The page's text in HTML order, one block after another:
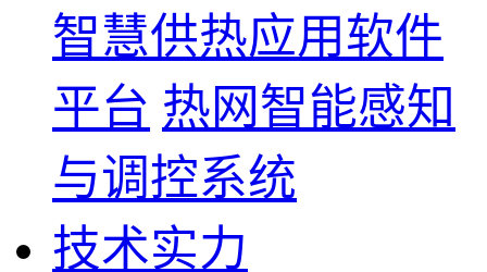
智慧供热应用软件
平台 热网智能感知
与调控系统
技术实力